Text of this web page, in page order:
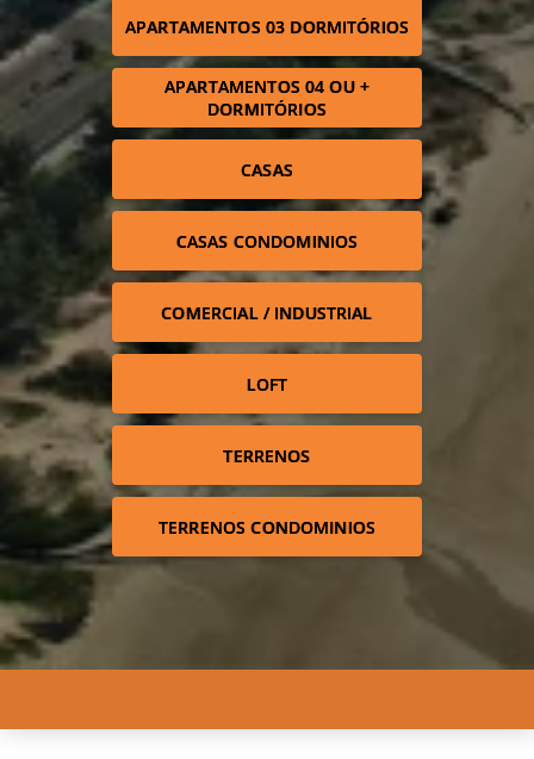
APARTAMENTOS 03 DORMITÓRIOS
APARTAMENTOS 04 OU +
DORMITÓRIOS
CASAS
CASAS CONDOMINIOS
COMERCIAL / INDUSTRIAL
LOFT
TERRENOS
TERRENOS CONDOMINIOS